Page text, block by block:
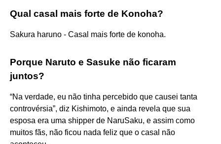
Qual casal mais forte de Konoha?
Sakura haruno - Casal mais forte de konoha.
Porque Naruto e Sasuke não ficaram
juntos?
“Na verdade, eu não tinha percebido que causei tanta
controvérsia”, diz Kishimoto, e ainda revela que sua
esposa era uma shipper de NaruSaku, e assim como
muitos fãs, não ficou nada feliz que o casal não